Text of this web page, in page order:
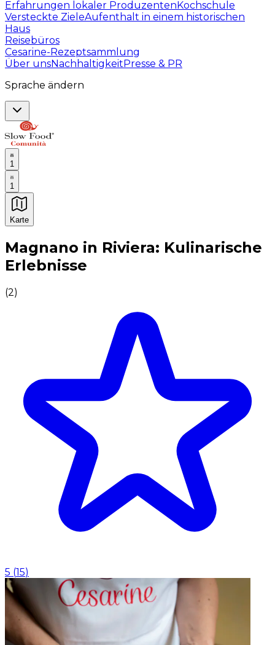
Erfahrungen lokaler ProduzentenKochschule
Versteckte ZieleAufenthalt in einem historischen
Haus
Reisebüros
Cesarine-Rezeptsammlung
Über unsNachhaltigkeitPresse & PR
Sprache ändern
1
1
Karte
Unvergessliche kulinarische Erlebnisse:
Magnano in Riviera: Kulinarische
Erlebnisse
(2)
5 (15)